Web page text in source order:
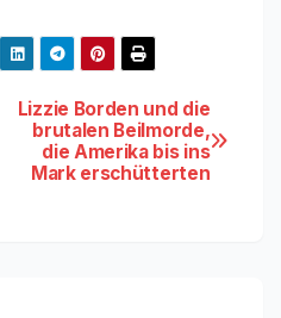
Lizzie Borden und die
brutalen Beilmorde,
die Amerika bis ins
Mark erschütterten